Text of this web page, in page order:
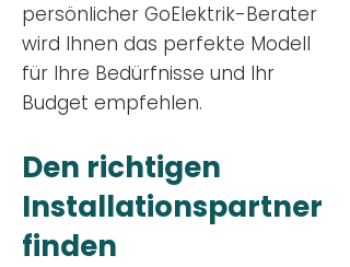
persönlicher GoElektrik-Berater
wird Ihnen das perfekte Modell
für Ihre Bedürfnisse und Ihr
Budget empfehlen.
Den richtigen
Installationspartner
finden